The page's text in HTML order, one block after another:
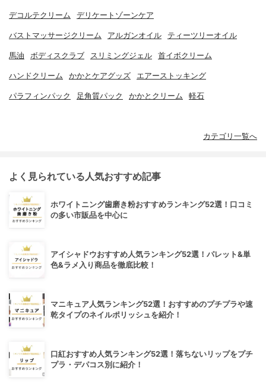
デコルテクリーム デリケートゾーンケア
バストマッサージクリーム アルガンオイル ティーツリーオイル
馬油 ボディスクラブ スリミングジェル 首イボクリーム
ハンドクリーム かかとケアグッズ エアーストッキング
パラフィンパック 足角質パック かかとクリーム 軽石
カテゴリ一覧へ
よく見られている人気おすすめ記事
ホワイトニング歯磨き粉おすすめランキング52選！口コミ
の多い市販品を中心に
アイシャドウおすすめ人気ランキング52選！パレット&単
色&ラメ入り商品を徹底比較！
マニキュア人気ランキング52選！おすすめのプチプラや速
乾タイプのネイルポリッシュを紹介！
口紅おすすめ人気ランキング52選！落ちないリップをプチ
プラ・デパコス別に紹介！